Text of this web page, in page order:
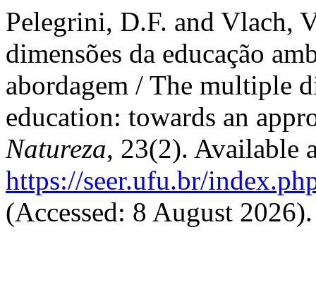
Pelegrini, D.F. and Vlach,
dimensões da educação
abordagem / The multiple
education: towards an
Natureza, 23(2). Available
https://seer.ufu.br/
(Accessed: 8 August 2026).